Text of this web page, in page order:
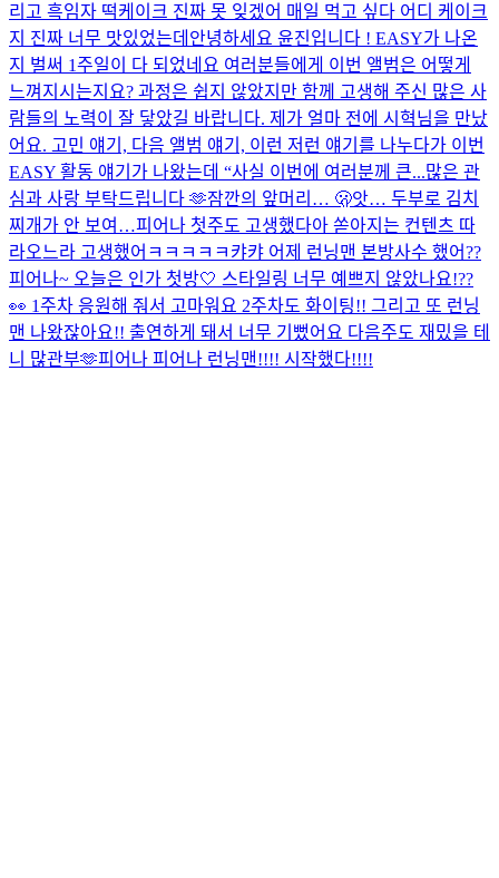
리고 흑임자 떡케이크 진짜 못 잊겠어 매일 먹고 싶다 어디 케이크
지 진짜 너무 맛있었는데 안녕하세요 윤진입니다 ! EASY가 나온
지 벌써 1주일이 다 되었네요 여러분들에게 이번 앨범은 어떻게
느껴지시는지요? 과정은 쉽지 않았지만 함께 고생해 주신 많은 사
람들의 노력이 잘 닿았길 바랍니다. 제가 얼마 전에 시혁님을 만났
어요. 고민 얘기, 다음 앨범 얘기, 이런 저런 얘기를 나누다가 이번
EASY 활동 얘기가 나왔는데 “사실 이번에 여러분께 큰...많은 관
심과 사랑 부탁드립니다 🫶잠깐의 앞머리… 🫢앗… 두부로 김치
찌개가 안 보여…피어나 첫주도 고생했다아 쏟아지는 컨텐츠 따
라오느라 고생했어ㅋㅋㅋㅋㅋ캬캬 어제 런닝맨 본방사수 했어??
피어나~ 오늘은 인가 첫방🤍​ 스타일링 너무 예쁘지 않았나요!??
👀​ 1주차 응원해 줘서 고마워요 2주차도 화이팅!! 그리고 또 런닝
맨 나왔잖아요!! 출연하게 돼서 너무 기뻤어요 다음주도 재밌을 테
니 많관부🫶​피어나 피어나 런닝맨!!!! 시작했다!!!!